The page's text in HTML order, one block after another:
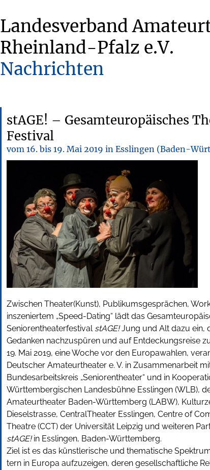
Landesverband
Rheinland-Pfalz e.V.
Nachrichten
stAGE! – Gesamteuropäisches
Festival
vom 16. bis 19. Mai 2019 in Esslingen (Baden-
Zwischen Theater(Kunst), Publikumsgesprächen,
inszeniertem „Speed-Dating“ lädt das
Seniorentheaterfestival stAGE!Jung und Alt dazu ein,
Gedanken nachzuspüren und auf Entdeckungsreise
19. Mai 2019, eine Woche vor den Europawahlen,
Deut­scher Ama­teur­thea­ter e. V. in Zusam­men­ar­beit
Bundesarbeitskreis „Seniorentheater“ und in
Württembergischen Landesbühne Esslingen (WLB),
Amateurtheater Baden-Württemberg (LABW),
Dieselstrasse, CentralTheater Esslingen, Centre of
Theatre (CCT) der Universität Leipzig und weiteren
stAGE!in Esslingen, Baden-Württemberg.
Ziel ist es das künst­le­ri­sche und the­ma­ti­sche
tern in Euro­pa auf­zu­zei­gen, deren gesell­schaft­li­che